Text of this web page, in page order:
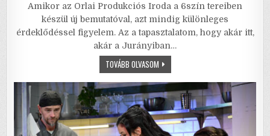
c
e
b
o
k
it
te
r
ai
l
ai
l
at
s
p
ar
e
Amikor az Orlai Produkciós Iroda a 6szín tereiben
készül új bemutatóval, azt mindig különleges
érdeklődéssel figyelem. Az a tapasztalatom, hogy akár itt,
akár a Jurányiban…
TOVÁBB OLVASOMA
BOLDOGSÁG
–
KÉTSZER
KETTŐ
NÉHA
NÉGY